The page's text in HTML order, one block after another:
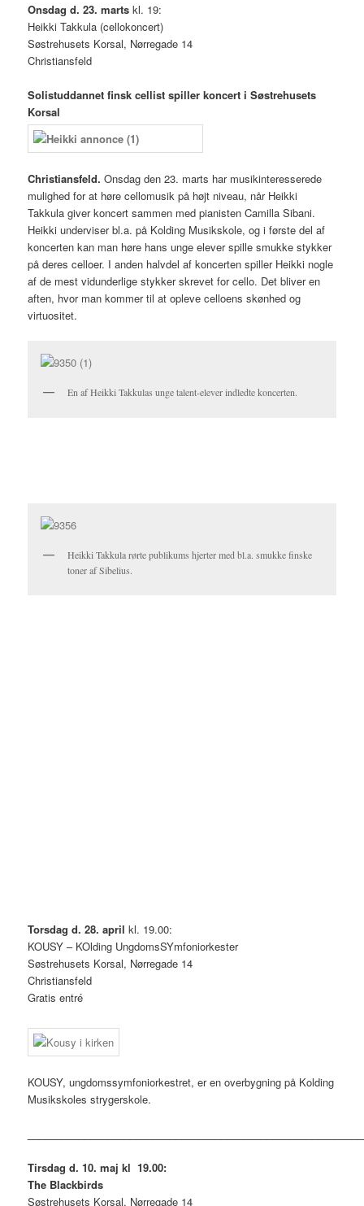
Onsdag d. 23. marts kl. 19:
Heikki Takkula (cellokoncert)
Søstrehusets Korsal, Nørregade 14
Christiansfeld
Solistuddannet finsk cellist spiller koncert i Søstrehusets
Korsal
Christiansfeld.Onsdag den 23. marts har musikinteresserede
mulighed for at høre cellomusik på højt niveau, når Heikki
Takkula giver koncert sammen med pianisten Camilla Sibani.
Heikki underviser bl.a. på Kolding Musikskole, og i første del af
koncerten kan man høre hans unge elever spille smukke stykker
på deres celloer. I anden halvdel af koncerten spiller Heikki nogle
af de mest vidunderlige stykker skrevet for cello. Det bliver en
aften, hvor man kommer til at opleve celloens skønhed og
virtuositet.
En af Heikki Takkulas unge talent-elever indledte koncerten.
Heikki Takkula rørte publikums hjerter med bl.a. smukke finske
toner af Sibelius.
Torsdag d. 28. april kl. 19.00:
KOUSY – KOlding UngdomsSYmfoniorkester
Søstrehusets Korsal, Nørregade 14
Christiansfeld
Gratis entré
KOUSY, ungdomssymfoniorkestret, er en overbygning på Kolding
Musikskoles strygerskole.
Tirsdag d. 10. maj kl 19.00:
The Blackbirds
Søstrehusets Korsal, Nørregade 14